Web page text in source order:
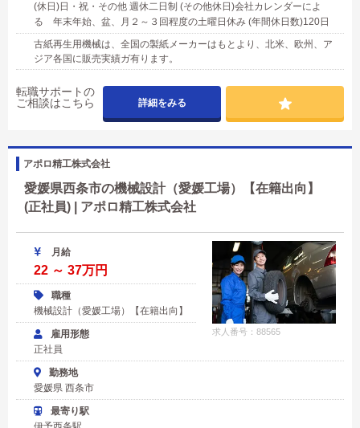
(休日)日・祝・その他 週休二日制 (その他休日)会社カレンダーによ
る 年末年始、盆、月２～３回程度の土曜日休み (年間休日数)120日
古紙再生用機械は、全国の製紙メーカーはもとより、北米、欧州、ア
ジア各国に販売実績ガ有ります。
転職サポートの
ご相談はこちら
詳細をみる
アポロ精工株式会社
愛媛県西条市の機械設計（愛媛工場）【在籍出向】
(正社員) | アポロ精工株式会社
求人番号：88565
月給
22 ～ 37万円
職種
機械設計（愛媛工場）【在籍出向】
雇用形態
正社員
勤務地
愛媛県 西条市
最寄り駅